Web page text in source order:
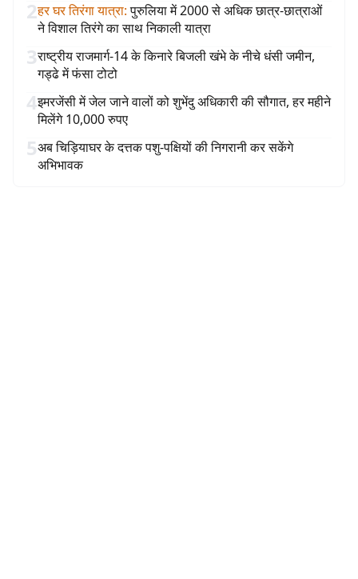
2हर घर तिरंगा यात्रा: पुरुलिया में 2000 से अधिक छात्र-छात्राओं
ने विशाल तिरंगे का साथ निकाली यात्रा
3राष्ट्रीय राजमार्ग-14 के किनारे बिजली खंभे के नीचे धंसी जमीन,
गड्ढे में फंसा टोटो
4इमरजेंसी में जेल जाने वालों को शुभेंदु अधिकारी की सौगात, हर महीने
मिलेंगे 10,000 रुपए
5अब चिड़ियाघर के दत्तक पशु-पक्षियों की निगरानी कर सकेंगे
अभिभावक